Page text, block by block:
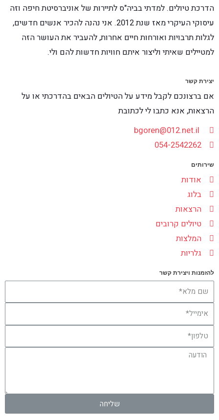
הדרכת טיולים. למדתי בביה"ס לתיירות של אוניברסיטת חיפה וזה
עיסוקי העיקרי מאז שנת 2012. אני נהנה להכיר אנשים חדשים,
לגלות תרבויות ואורחות חיים אחרות, להעביר את העושר הזה
למטיילים שאיתי וליצור איתם חוויות חדשות להם ולי.
יצירת קשר
אם ברצונכם לקבל מידע על הטיולים הבאים בהדרכתי או על
הרצאות, אנא כתבו לי לכתובת
054-2542262
שירותים
אודות
בלוג
הרצאות
טיולים קרובים
המלצות
גלריות
להזמנות ויצירת קשר
שליחה